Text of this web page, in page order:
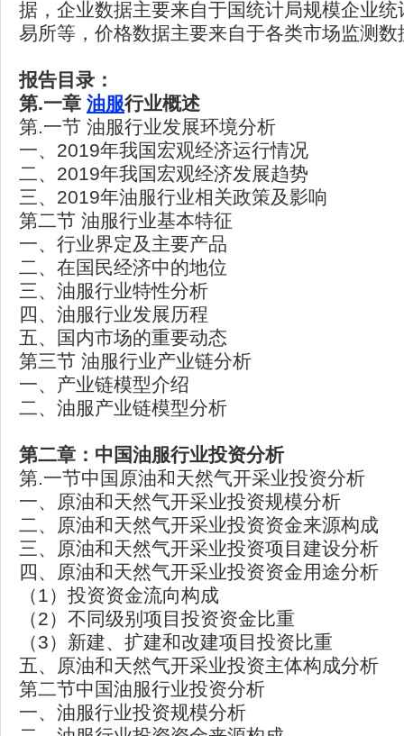
据，企业数据主要来自于国统计局规模企业
易所等，价格数据主要来自于各类市场监测数
报告目录：
第.一章 油服行业概述
第.一节 油服行业发展环境分析
一、2019年我国宏观经济运行情况
二、2019年我国宏观经济发展趋势
三、2019年油服行业相关政策及影响
第二节 油服行业基本特征
一、行业界定及主要产品
二、在国民经济中的地位
三、油服行业特性分析
四、油服行业发展历程
五、国内市场的重要动态
第三节 油服行业产业链分析
一、产业链模型介绍
二、油服产业链模型分析
第二章：中国油服行业投资分析
第.一节中国原油和天然气开采业投资分析
一、原油和天然气开采业投资规模分析
二、原油和天然气开采业投资资金来源构成
三、原油和天然气开采业投资项目建设分析
四、原油和天然气开采业投资资金用途分析
（1）投资资金流向构成
（2）不同级别项目投资资金比重
（3）新建、扩建和改建项目投资比重
五、原油和天然气开采业投资主体构成分析
第二节中国油服行业投资分析
一、油服行业投资规模分析